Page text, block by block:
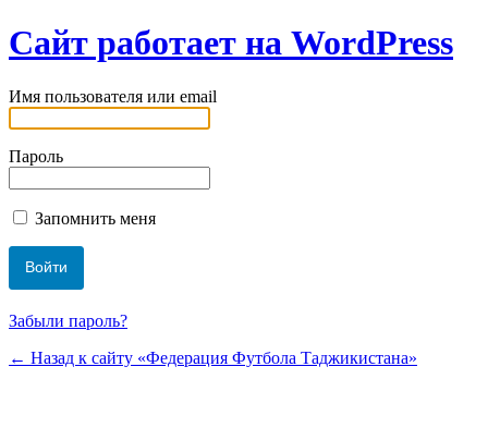
Сайт работает на WordPress
Имя пользователя или email
Пароль
Запомнить меня
Забыли пароль?
← Назад к сайту «Федерация Футбола Таджикистана»